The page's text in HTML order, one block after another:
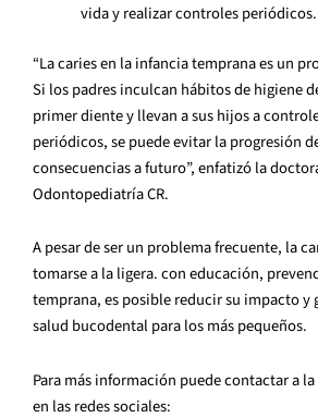
vida y realizar controles periódicos.
“La caries en la infancia temprana es un
Si los padres inculcan hábitos de higiene
primer diente y llevan a sus hijos a
periódicos, se puede evitar la progresión
consecuencias a futuro”, enfatizó la
Odontopediatría CR.
A pesar de ser un problema frecuente, la
tomarse a la ligera. con educación,
temprana, es posible reducir su impacto y
salud bucodental para los más pequeños.
Para más información puede contactar a la
en las redes sociales: